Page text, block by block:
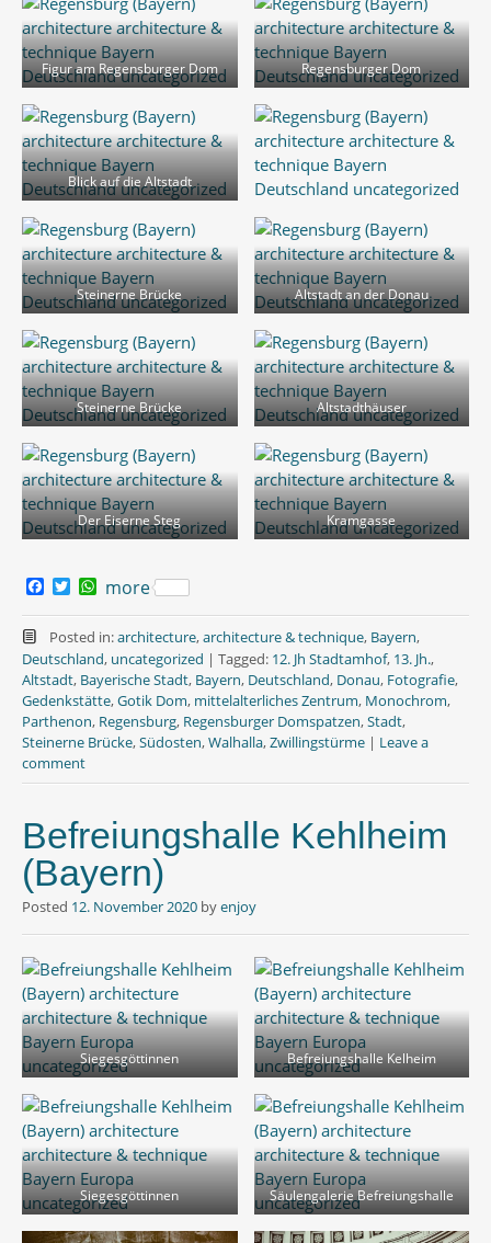
Figur am Regensburger Dom Regensburger Dom
Blick auf die Altstadt
Steinerne Brücke Altstadt an der Donau
Steinerne Brücke Altstadthäuser
Der Eiserne Steg Kramgasse
c
e
b
o
o
k
T
i
t
t
e
r
W
a
t
s
A
p
p
more
Posted in:architecture,architecture & technique, Bayern,
Deutschland, uncategorized | Tagged: 12. Jh Stadtamhof, 13. Jh.,
Altstadt, Bayerische Stadt, Bayern, Deutschland, Donau, Fotografie,
Gedenkstätte,Gotik Dom, mittelalterliches Zentrum, Monochrom,
Parthenon, Regensburg, Regensburger Domspatzen,Stadt,
Steinerne Brücke,Südosten,Walhalla,Zwillingstürme | Leave a
comment
Befreiungshalle Kehlheim
(Bayern)
Posted 12. November 2020 byenjoy
Siegesgöttinnen Befreiungshalle Kelheim
Siegesgöttinnen Säulengalerie Befreiungshalle